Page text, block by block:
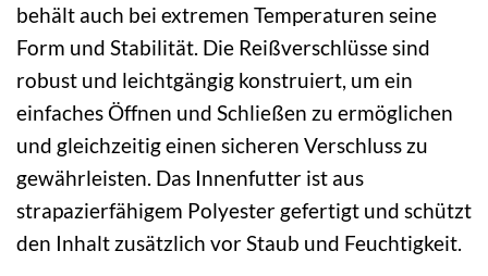
behält auch bei extremen Temperaturen seine
Form und Stabilität. Die Reißverschlüsse sind
robust und leichtgängig konstruiert, um ein
einfaches Öffnen und Schließen zu ermöglichen
und gleichzeitig einen sicheren Verschluss zu
gewährleisten. Das Innenfutter ist aus
strapazierfähigem Polyester gefertigt und schützt
den Inhalt zusätzlich vor Staub und Feuchtigkeit.